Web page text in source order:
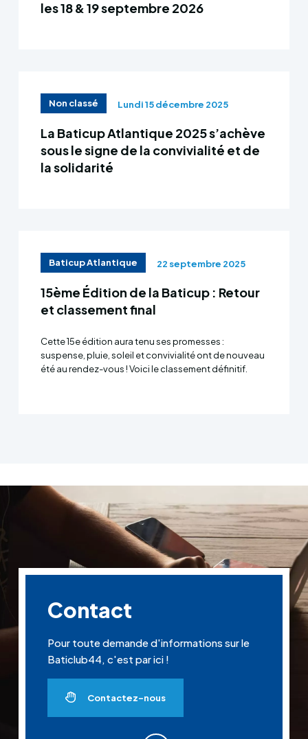
les 18 & 19 septembre 2026
Non classé Lundi 15 décembre 2025
La Baticup Atlantique 2025 s’achève
sous le signe de la convivialité et de
la solidarité
Baticup Atlantique 22 septembre 2025
15ème Édition de la Baticup : Retour
et classement final
Cette 15e édition aura tenu ses promesses :
suspense, pluie, soleil et convivialité ont de nouveau
été au rendez-vous ! Voici le classement définitif.
Contact
Pour toute demande d'informations sur le
Baticlub44, c'est par ici !
Contactez-nous